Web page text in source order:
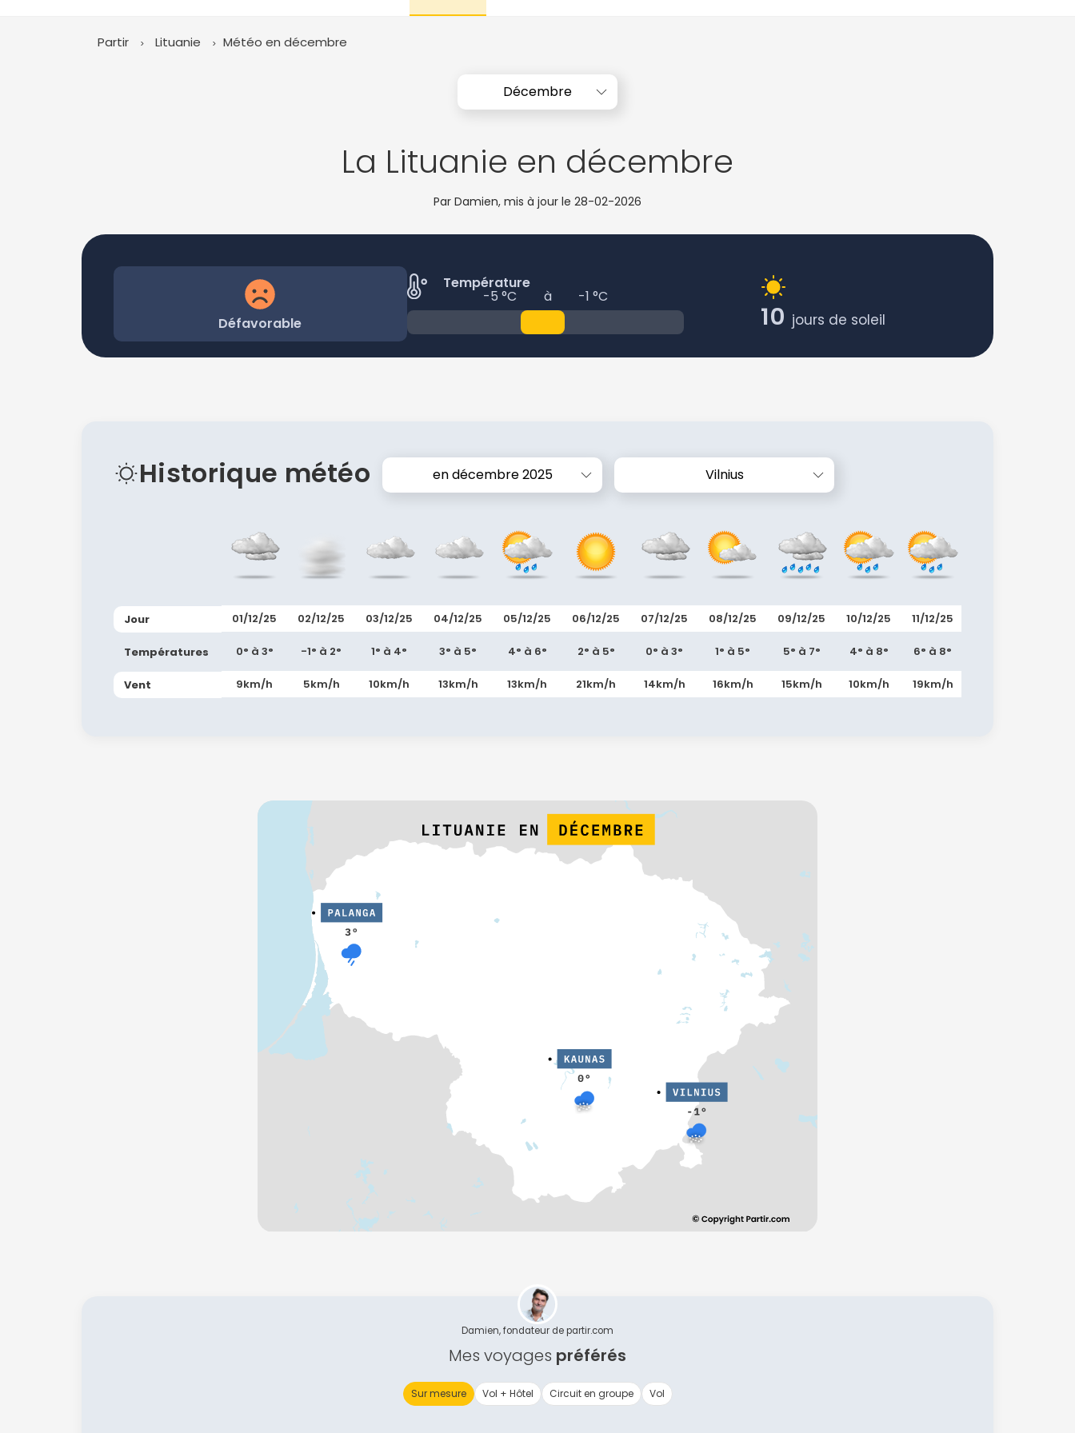
Partir Lituanie Météo en décembre
Décembre
La Lituanie en décembre
Par Damien, mis à jour le 28-02-2026
Défavorable
Température
-5 °C à -1 °C
10 jours de soleil
Historique météo en décembre 2025 Vilnius
Jour
Températures
Vent
01/12/25
0° à 3°
9km/h
02/12/25
-1° à 2°
5km/h
03/12/25
1° à 4°
10km/h
04/12/25
3° à 5°
13km/h
05/12/25
4° à 6°
13km/h
06/12/25
2° à 5°
21km/h
07/12/25
0° à 3°
14km/h
08/12/25
1° à 5°
16km/h
09/12/25
5° à 7°
15km/h
10/12/25
4° à 8°
10km/h
11/12/25
6° à 8°
19km/h
Damien, fondateur de partir.com
Mes voyages préférés
Sur mesure Vol + Hôtel Circuit en groupe Vol